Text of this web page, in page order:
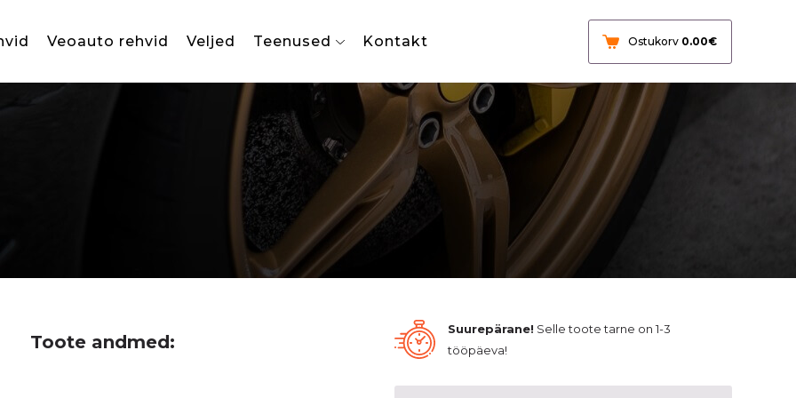
Veoauto rehvid Veljed Teenused Kontakt Ostukorv 0.00€
Toote andmed:
Suurepärane! Selle toote tarne on 1-3
tööpäeva!